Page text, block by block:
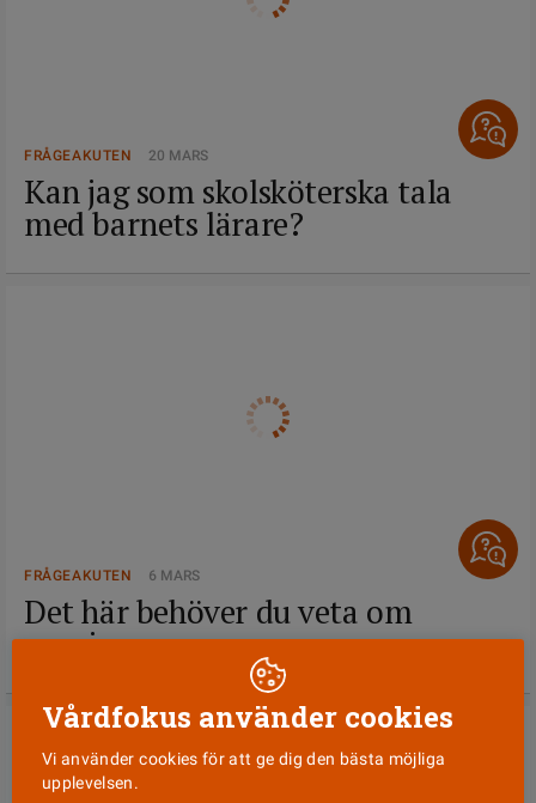
FRÅGEAKUTEN 20 MARS
Kan jag som skolsköterska tala
med barnets lärare?
FRÅGEAKUTEN 6 MARS
Det här behöver du veta om
pensionen
Vårdfokus använder cookies
Vi använder cookies för att ge dig den bästa möjliga
upplevelsen.